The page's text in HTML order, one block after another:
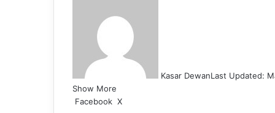
Kasar DewanLast Updated:
Show More
Facebook X